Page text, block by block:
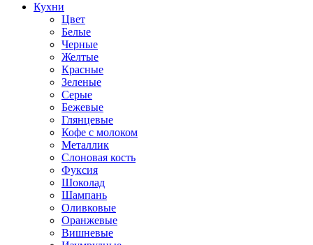
Кухни
Цвет
Белые
Черные
Желтые
Красные
Зеленые
Серые
Бежевые
Глянцевые
Кофе с молоком
Металлик
Слоновая кость
Фуксия
Шоколад
Шампань
Оливковые
Оранжевые
Вишневые